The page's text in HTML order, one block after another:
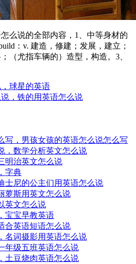
么说的全部内容，1、中等身材的
：v. 建造，修建；发展，建立；
（尤指车辆的）造型，构造。3、
球星的英语
，铁的用英语怎么说
写，男孩女孩的英语怎么说怎么写
，数学分析英文怎么说
明治英文怎么说
字典
士尼的公主们用英语怎么说
萝斯用英文怎么说
英文怎么说
宝宝早教英语
合英语短语怎么说
名词摄影用英语怎么说
年级五班英语怎么说
土豆烧肉英语怎么说